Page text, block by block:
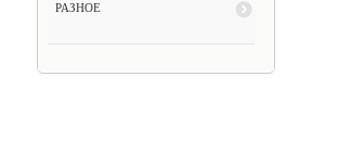
РАЗНОЕ